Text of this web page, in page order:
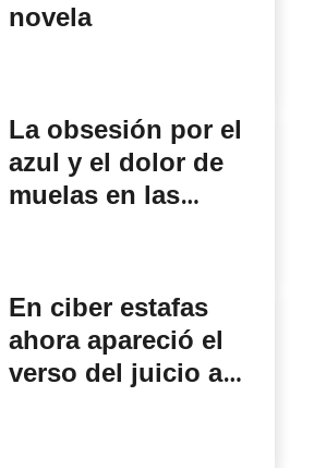
novela
La obsesión por el
azul y el dolor de
muelas en las
buscado
En ciber estafas
ahora apareció el
verso del juicio a